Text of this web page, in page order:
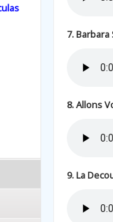
7.
8. Allons
9. La